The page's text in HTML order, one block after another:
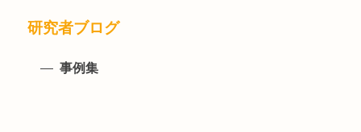
研究者ブログ
事例集